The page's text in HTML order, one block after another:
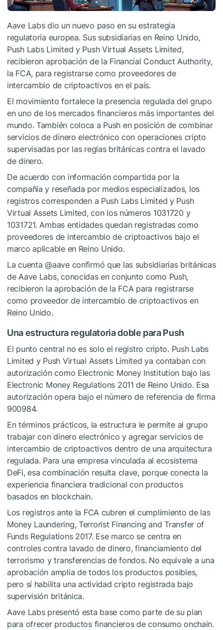
Aave Labs dio un nuevo paso en su estrategia
regulatoria europea. Sus subsidiarias en Reino Unido,
Push Labs Limited y Push Virtual Assets Limited,
recibieron aprobación de la Financial Conduct Authority,
la FCA, para registrarse como proveedores de
intercambio de criptoactivos en el país.
El movimiento fortalece la presencia regulada del grupo
en uno de los mercados financieros más importantes del
mundo. También coloca a Push en posición de combinar
servicios de dinero electrónico con operaciones cripto
supervisadas por las reglas británicas contra el lavado
de dinero.
De acuerdo con información compartida por la
compañía y reseñada por medios especializados, los
registros corresponden a Push Labs Limited y Push
Virtual Assets Limited, con los números 1031720 y
1031721. Ambas entidades quedan registradas como
proveedores de intercambio de criptoactivos bajo el
marco aplicable en Reino Unido.
La cuenta @aave confirmó que las subsidiarias británicas
de Aave Labs, conocidas en conjunto como Push,
recibieron la aprobación de la FCA para registrarse
como proveedor de intercambio de criptoactivos en
Reino Unido.
Una estructura regulatoria doble para Push
El punto central no es solo el registro cripto. Push Labs
Limited y Push Virtual Assets Limited ya contaban con
autorización como Electronic Money Institution bajo las
Electronic Money Regulations 2011 de Reino Unido. Esa
autorización opera bajo el número de referencia de firma
900984.
En términos prácticos, la estructura le permite al grupo
trabajar con dinero electrónico y agregar servicios de
intercambio de criptoactivos dentro de una arquitectura
regulada. Para una empresa vinculada al ecosistema
DeFi, esa combinación resulta clave, porque conecta la
experiencia financiera tradicional con productos
basados en blockchain.
Los registros ante la FCA cubren el cumplimiento de las
Money Laundering, Terrorist Financing and Transfer of
Funds Regulations 2017. Ese marco se centra en
controles contra lavado de dinero, financiamiento del
terrorismo y transferencias de fondos. No equivale a una
aprobación amplia de todos los productos posibles,
pero sí habilita una actividad cripto registrada bajo
supervisión británica.
Aave Labs presentó esta base como parte de su plan
para ofrecer productos financieros de consumo onchain.